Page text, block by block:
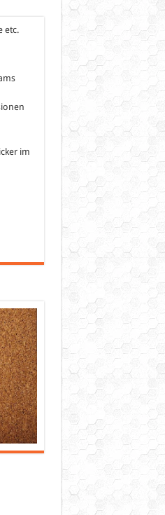
etc.
im